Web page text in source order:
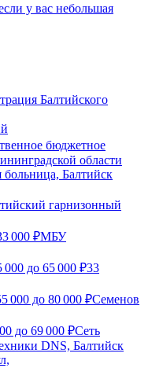
у вас небольшая
Балтийского
бюджетное
области
больница, Балтийск
гарнизонный
000 ₽МБУ
000 до 65 000 ₽33
000 до 80 000 ₽Семенов
до 69 000 ₽Сеть
DNS, Балтийск